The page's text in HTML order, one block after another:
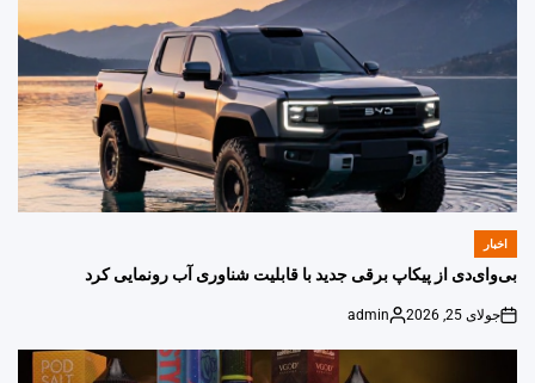
POSTED
اخبار
بی‌وای‌دی از پیکاپ برقی جدید با قابلیت شناوری آب رونمایی کرد
on
جولای 25, 2026
Posted
admin